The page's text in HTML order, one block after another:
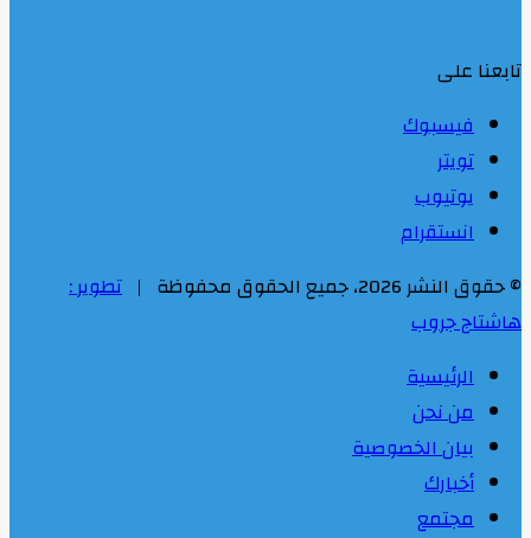
تابعنا على
فيسبوك
تويتر
يوتيوب
انستقرام
© حقوق النشر 2026، جميع الحقوق محفوظة |
تطوير :
هاشتاج جروب
الرئيسية
من نحن
بيان الخصوصية
أخبارك
مجتمع